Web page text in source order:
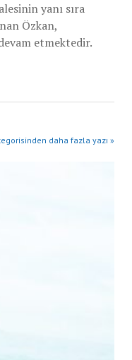
yanı sıra
Özkan,
etmektedir.
daha fazla yazı »